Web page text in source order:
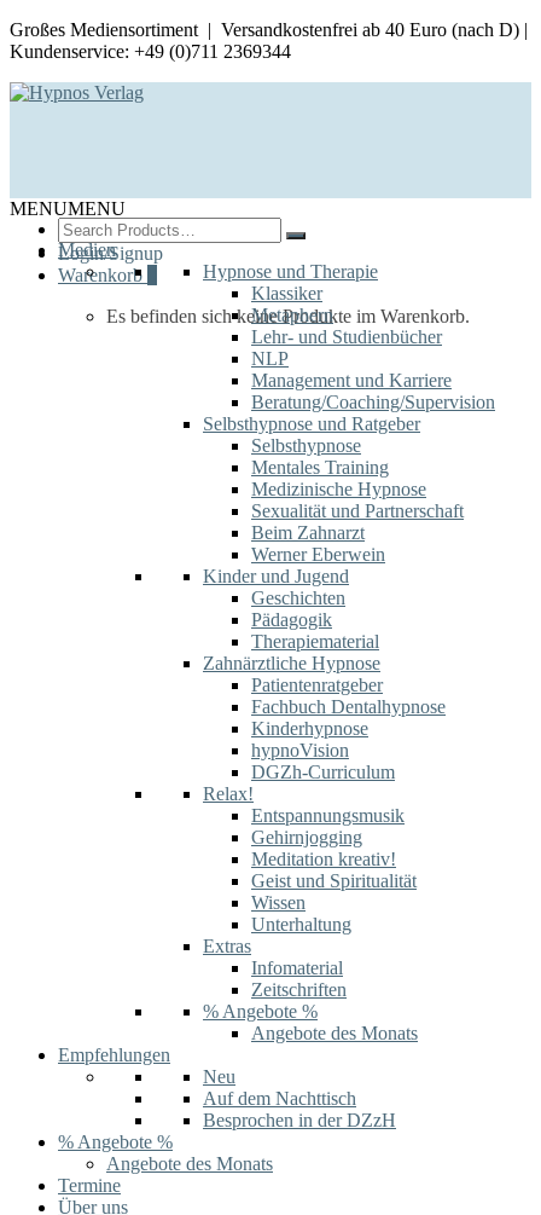
Großes Mediensortiment | Versandkostenfrei ab 40 Euro (nach D) |
Kundenservice: +49 (0)711 2369344
Search
for:
Login/Signup
Warenkorb
Es befinden sich keine Produkte im Warenkorb.
MENUMENU
Medien
Hypnose und Therapie
Klassiker
Metaphern
Lehr- und Studienbücher
NLP
Management und Karriere
Beratung/Coaching/Supervision
Selbsthypnose und Ratgeber
Selbsthypnose
Mentales Training
Medizinische Hypnose
Sexualität und Partnerschaft
Beim Zahnarzt
Werner Eberwein
Kinder und Jugend
Geschichten
Pädagogik
Therapiematerial
Zahnärztliche Hypnose
Patientenratgeber
Fachbuch Dentalhypnose
Kinderhypnose
hypnoVision
DGZh-Curriculum
Relax!
Entspannungsmusik
Gehirnjogging
Meditation kreativ!
Geist und Spiritualität
Wissen
Unterhaltung
Extras
Infomaterial
Zeitschriften
% Angebote %
Angebote des Monats
Empfehlungen
Neu
Auf dem Nachttisch
Besprochen in der DZzH
% Angebote %
Angebote des Monats
Termine
Über uns